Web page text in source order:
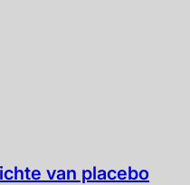
van placebo